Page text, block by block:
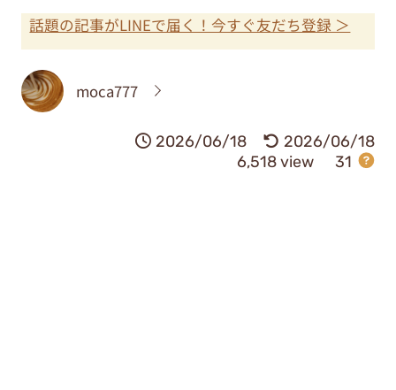
話題の記事がLINEで届く！今すぐ友だち登録 ＞
moca777
2026/06/18
2026/06/18
6,518 view
31